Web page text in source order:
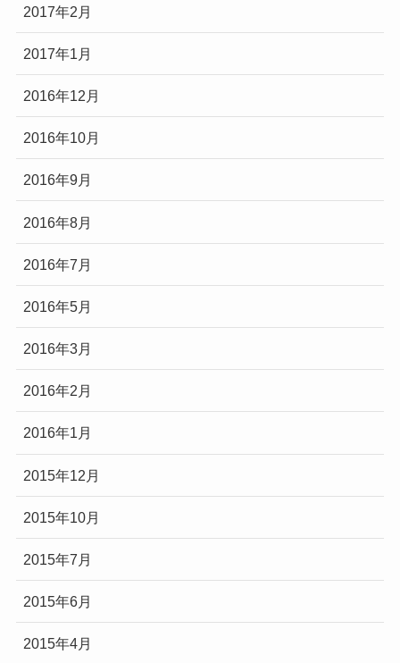
2017年2月
2017年1月
2016年12月
2016年10月
2016年9月
2016年8月
2016年7月
2016年5月
2016年3月
2016年2月
2016年1月
2015年12月
2015年10月
2015年7月
2015年6月
2015年4月